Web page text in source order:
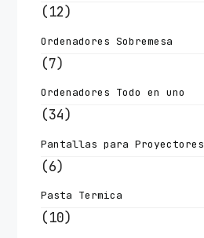
(12)
Ordenadores Sobremesa
(7)
Ordenadores Todo en uno
(34)
Pantallas para Proyectores
(6)
Pasta Termica
(10)